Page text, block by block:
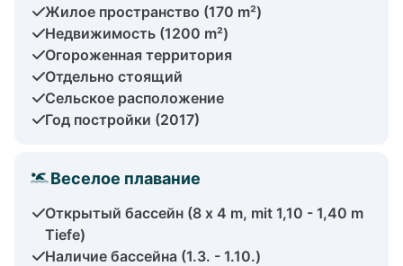
Жилое пространство (170 m²)
Недвижимость (1200 m²)
Огороженная территория
Отдельно стоящий
Сельское расположение
Год постройки (2017)
Веселое плавание
Открытый бассейн (8 x 4 m, mit 1,10 - 1,40 m
Tiefe)
Наличие бассейна (1.3. - 1.10.)